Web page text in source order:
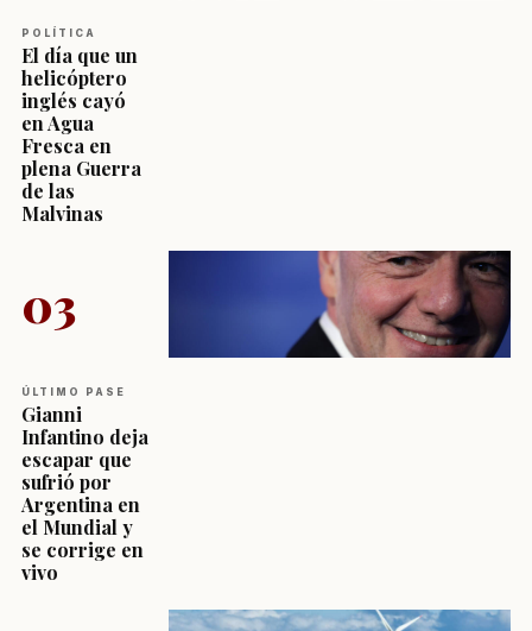
POLÍTICA
El día que un
helicóptero
inglés cayó
en Agua
Fresca en
plena Guerra
de las
Malvinas
03
ÚLTIMO PASE
Gianni
Infantino deja
escapar que
sufrió por
Argentina en
el Mundial y
se corrige en
vivo